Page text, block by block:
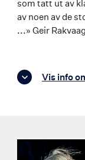
som tatt ut av
av noen av de
...» Geir
Vis info